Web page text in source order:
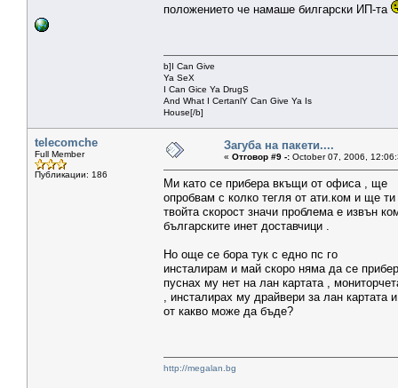
положението че намаше билгарски ИП-та
b]I Can Give
Ya SeX
I Can Gice Ya DrugS
And What I CertanlY Can Give Ya Is
House[/b]
telecomche
Full Member
Публикации: 186
Загуба на пакети....
« Отговор #9 -: October 07, 2006,
Ми като се прибера вкъщи от офиса , ще
опробвам с колко тегля от ати.ком и ще ти
твойта скорост значи проблема е извън
българските инет доставчици .
Но още се бора тук с едно пс го
инсталирам и май скоро няма да се
пуснах му нет на лан картата ,
, инсталирах му драйвери за лан
от какво може да бъде?
http://megalan.bg